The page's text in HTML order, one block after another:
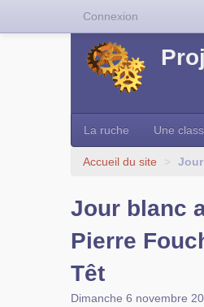
La ruche Une
Accueil du site >
Jour blanc
Pierre
Têt
Dimanche 6 novembre
Connexion